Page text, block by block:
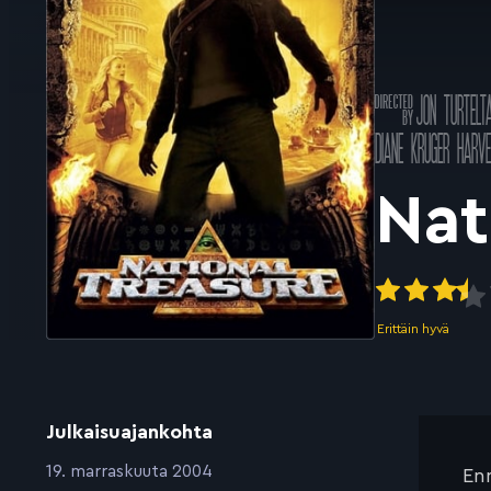
Ohjannut
kJON
Pääosissa
DIANE KRUGER
Erittäin hyvä
Julkaisuajankohta
:19. marraskuuta 2004